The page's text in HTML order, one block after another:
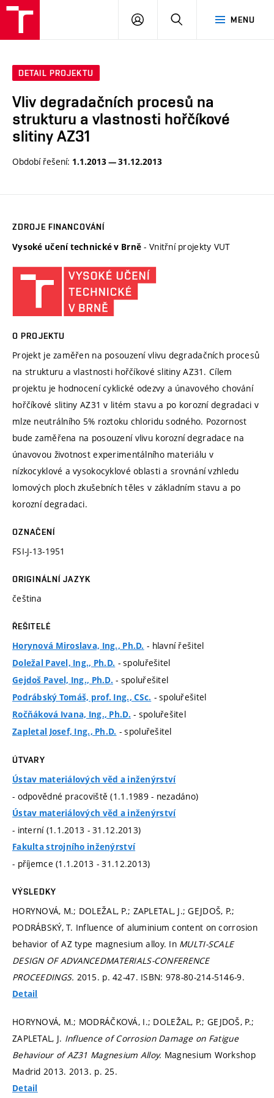
MENU
PŘIHLÁSIT
DETAIL PROJEKTU
Vliv degradačních procesů na
strukturu a vlastnosti hořčíkové
slitiny AZ31
Období řešení: 1.1.2013 — 31.12.2013
ZDROJE FINANCOVÁNÍ
Vysoké učení technické v Brně - Vnitřní projekty VUT
O PROJEKTU
Projekt je zaměřen na posouzení vlivu degradačních procesů
na strukturu a vlastnosti hořčíkové slitiny AZ31. Cílem
projektu je hodnocení cyklické odezvy a únavového chování
hořčíkové slitiny AZ31 v litém stavu a po korozní degradaci v
mlze neutrálního 5% roztoku chloridu sodného. Pozornost
bude zaměřena na posouzení vlivu korozní degradace na
únavovou životnost experimentálního materiálu v
nízkocyklové a vysokocyklové oblasti a srovnání vzhledu
lomových ploch zkušebních těles v základním stavu a po
korozní degradaci.
OZNAČENÍ
FSI-J-13-1951
ORIGINÁLNÍ JAZYK
čeština
ŘEŠITELÉ
Horynová Miroslava, Ing., Ph.D. - hlavní řešitel
Doležal Pavel, Ing., Ph.D. - spoluřešitel
Gejdoš Pavel, Ing., Ph.D. - spoluřešitel
Podrábský Tomáš, prof. Ing., CSc. - spoluřešitel
Ročňáková Ivana, Ing., Ph.D. - spoluřešitel
Zapletal Josef, Ing., Ph.D. - spoluřešitel
ÚTVARY
Ústav materiálových věd a inženýrství
- odpovědné pracoviště (1.1.1989 - nezadáno)
Ústav materiálových věd a inženýrství
- interní (1.1.2013 - 31.12.2013)
Fakulta strojního inženýrství
- příjemce (1.1.2013 - 31.12.2013)
VÝSLEDKY
HORYNOVÁ, M.; DOLEŽAL, P.; ZAPLETAL, J.; GEJDOŠ, P.;
PODRÁBSKÝ, T. Influence of aluminium content on corrosion
behavior of AZ type magnesium alloy. In MULTI-SCALE
DESIGN OF ADVANCEDMATERIALS-CONFERENCE
PROCEEDINGS. 2015. p. 42-47. ISBN: 978-80-214-5146-9.
Detail
HORYNOVÁ, M.; MODRÁČKOVÁ, I.; DOLEŽAL, P.; GEJDOŠ, P.;
ZAPLETAL, J. Influence of Corrosion Damage on Fatigue
Behaviour of AZ31 Magnesium Alloy. Magnesium Workshop
Madrid 2013. 2013. p. 25.
Detail